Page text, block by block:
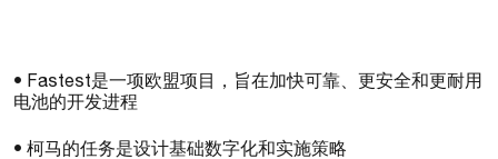
• Fastest是一项欧盟项目，旨在加快可靠、更安全和更耐用
电池的开发进程
• 柯马的任务是设计基础数字化和实施策略